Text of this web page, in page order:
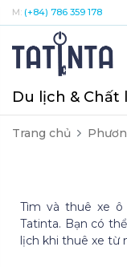
M: (+84) 786 359 178
Du lịch & Chất
Trang chủ
Tìm và thuê xe
Tatinta. Bạn có
lịch khi thuê xe từ